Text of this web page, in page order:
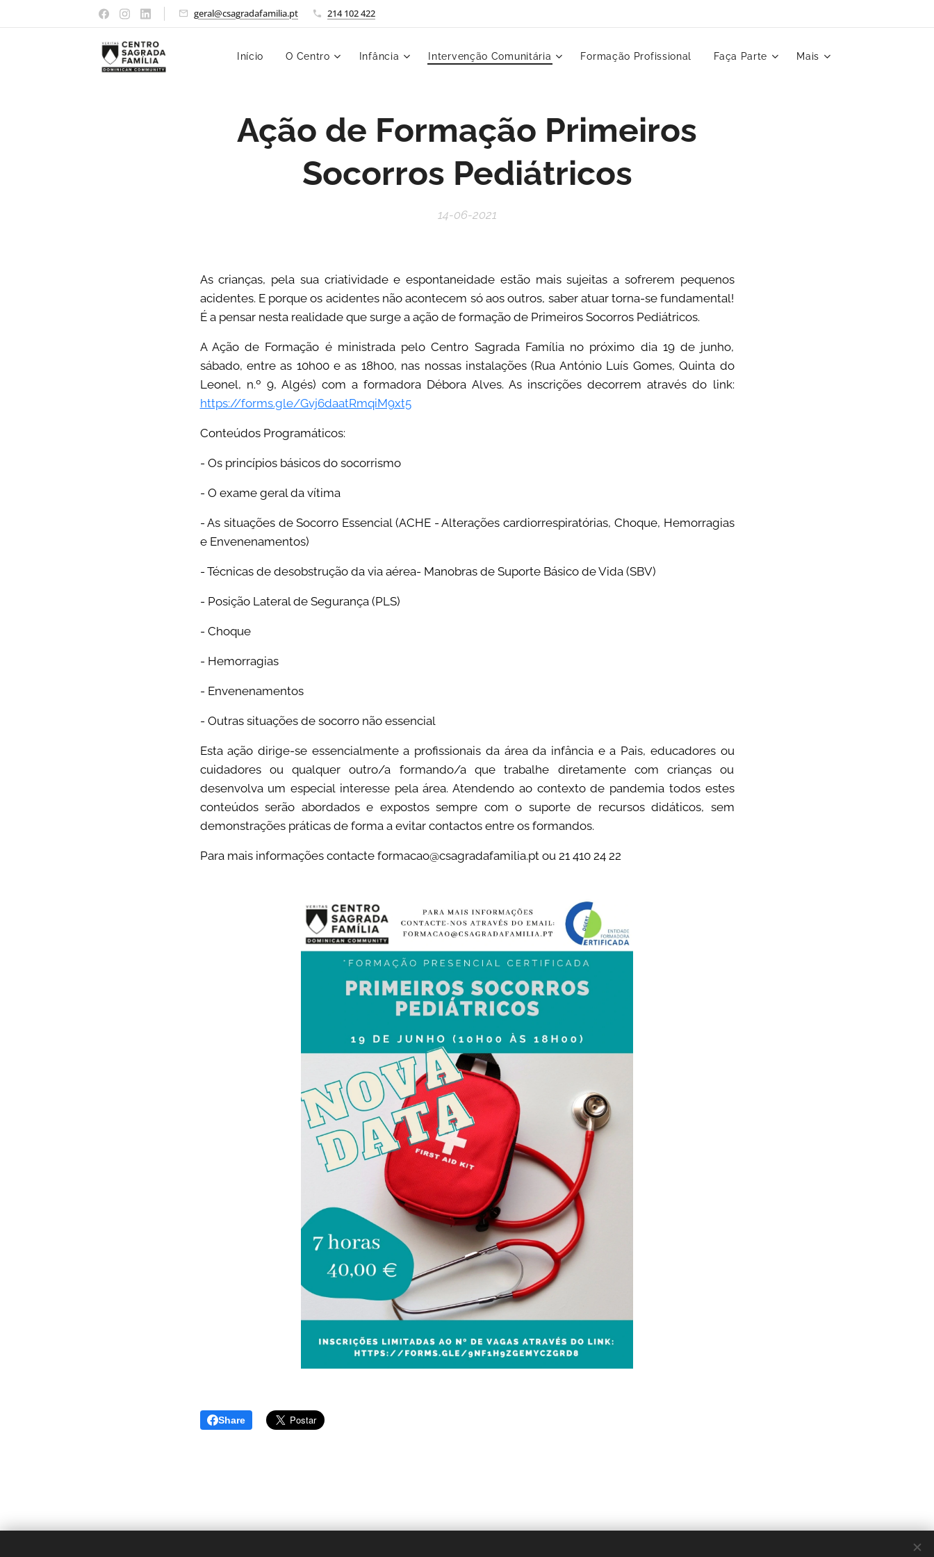
geral@csagradafamilia.pt 214 102 422
Início O Centro Infância Intervenção Comunitária Formação Profissional Faça Parte Mais
Ação de Formação Primeiros
Socorros Pediátricos
14-06-2021
As crianças, pela sua criatividade e espontaneidade estão mais sujeitas a sofrerem pequenos
acidentes. E porque os acidentes não acontecem só aos outros, saber atuar torna-se fundamental!
É a pensar nesta realidade que surge a ação de formação de Primeiros Socorros Pediátricos.
A Ação de Formação é ministrada pelo Centro Sagrada Família no próximo dia 19 de junho,
sábado, entre as 10h00 e as 18h00, nas nossas instalações (Rua António Luís Gomes, Quinta do
Leonel, n.º 9, Algés) com a formadora Débora Alves. As inscrições decorrem através do link:
https://forms.gle/Gvj6daatRmqiM9xt5
Conteúdos Programáticos:
- Os princípios básicos do socorrismo
- O exame geral da vítima
- As situações de Socorro Essencial (ACHE - Alterações cardiorrespiratórias, Choque, Hemorragias
e Envenenamentos)
- Técnicas de desobstrução da via aérea- Manobras de Suporte Básico de Vida (SBV)
- Posição Lateral de Segurança (PLS)
- Choque
- Hemorragias
- Envenenamentos
- Outras situações de socorro não essencial
Esta ação dirige-se essencialmente a profissionais da área da infância e a Pais, educadores ou
cuidadores ou qualquer outro/a formando/a que trabalhe diretamente com crianças ou
desenvolva um especial interesse pela área. Atendendo ao contexto de pandemia todos estes
conteúdos serão abordados e expostos sempre com o suporte de recursos didáticos, sem
demonstrações práticas de forma a evitar contactos entre os formandos.
Para mais informações contacte formacao@csagradafamilia.pt ou 21 410 24 22
Share